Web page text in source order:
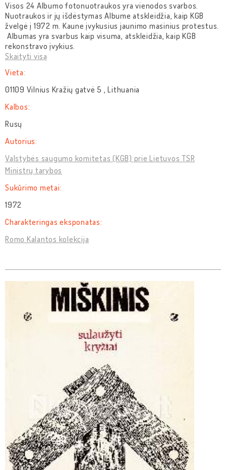
Visos 24 Albumo fotonuotraukos yra vienodos svarbos.
Nuotraukos ir jų išdėstymas Albume atskleidžia, kaip KGB
žvelgė į 1972 m. Kaune įvykusius jaunimo masinius protestus.
Albumas yra svarbus kaip visuma, atskleidžia, kaip KGB
rekonstravo įvykius.
Skaityti visą
Vieta:
01109 Vilnius Kražių gatvė 5 , Lithuania
Kalbos:
Rusų
Autorius:
Valstybės saugumo komitetas (KGB) prie Lietuvos TSR
Ministrų tarybos
Sukūrimo metai:
1972
Charakteringas eksponatas:
Romo Kalantos kolekcija